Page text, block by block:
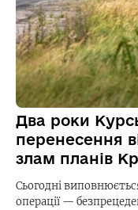
Два роки
перенесення
злам планів
Сьогодні
операції —